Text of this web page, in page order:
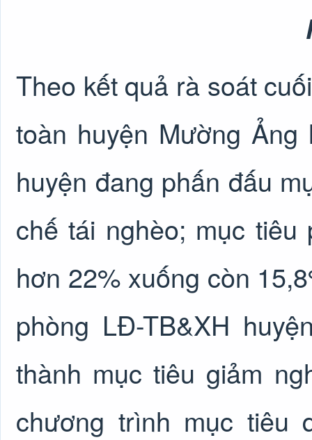
Theo kết quả rà soát
toàn huyện Mường
huyện đang phấn đấu
chế tái nghèo; mục
hơn 22% xuống còn
phòng LĐ-TB&XH
thành mục tiêu giảm
chương trình mục tiêu